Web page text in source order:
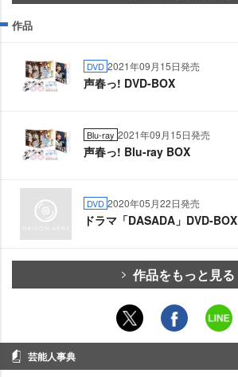
作品
DVD 2021年09月15日発売
声春っ! DVD-BOX
Blu-ray 2021年09月15日発売
声春っ! Blu-ray BOX
DVD 2020年05月22日発売
ドラマ「DASADA」DVD-BOX
作品をもっと見る
芸能人事典